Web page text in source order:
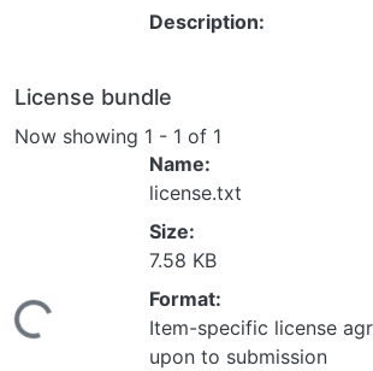
Description:
License bundle
Now showing 1 - 1 of 1
Name:
license.txt
Size:
7.58 KB
Format:
Item-specific license
upon to submission